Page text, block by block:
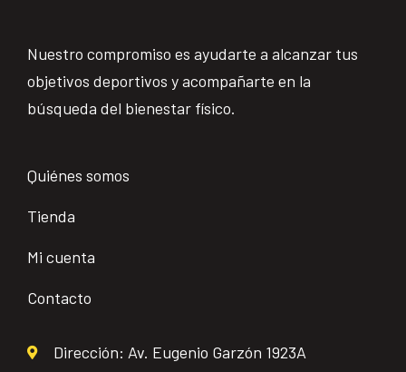
Nuestro compromiso es ayudarte a alcanzar tus
objetivos deportivos y acompañarte en la
búsqueda del bienestar físico.
Quiénes somos
Tienda
Mi cuenta
Contacto
Dirección: Av. Eugenio Garzón 1923A